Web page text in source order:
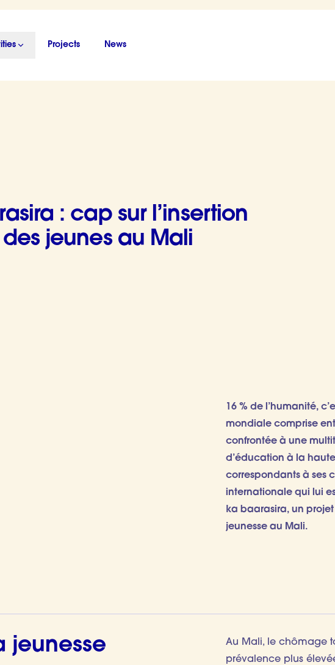
Projects News
professionnelle des jeunes au Mali
: cap sur l’insertion
jeunes au Mali
16 % de l’humanité,
mondiale comprise
confrontée à une
d’éducation à la
correspondants à ses
internationale qui lui
ka baarasira, un
jeunesse au Mali.
jeunesse
Au Mali, le chômage
prévalence plus